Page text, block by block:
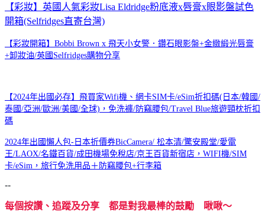
【彩妝】英國人氣彩妝Lisa Eldridge粉底液x唇膏x眼影盤試色
開箱(Selfridges直寄台灣)
【彩妝開箱】Bobbi Brown x 飛天小女警．鑽石眼影盤+金緻緞光唇膏
+卸妝油/英國Selfridges購物分享
【2024年出國必存】飛買家Wifi機、網卡SIM卡/eSim折扣碼(日本/韓國/
泰國/亞洲/歐洲/美國/全球)，免洗褲/防竊腰包/Travel Blue旅遊頸枕折扣
碼
2024年出國懶人包-日本折價券BicCamera/ 松本清/驚安殿堂/愛電
王/LAOX/名鐵百貨/成田機場免稅店/京王百貨新宿店，WIFI機/SIM
卡/eSim，旅行免洗用品＋防竊腰包+行李箱
--
每個按讚、追蹤及分享 都是對我最棒的鼓勵 啾啾～